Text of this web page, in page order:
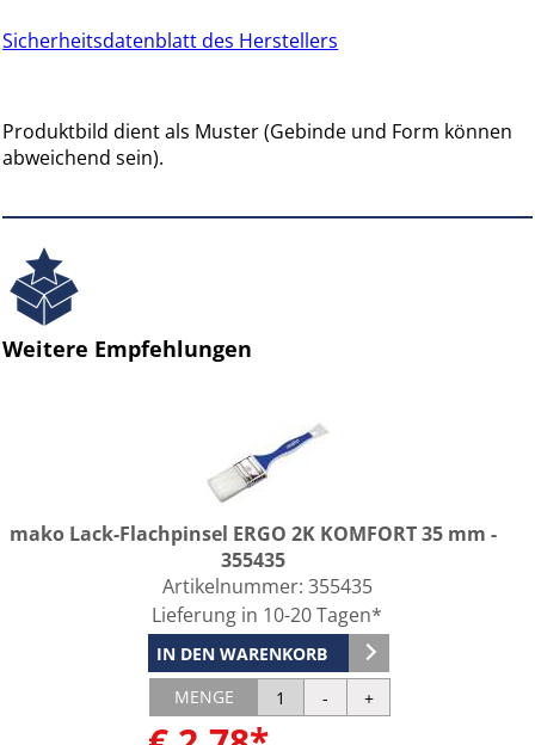
Sicherheitsdatenblatt des Herstellers
Produktbild dient als Muster (Gebinde und Form können
abweichend sein).
Weitere Empfehlungen
mako Lack-Flachpinsel ERGO 2K KOMFORT 35 mm -
355435
Artikelnummer: 355435
Lieferung in 10-20 Tagen*
IN DEN WARENKORB
MENGE